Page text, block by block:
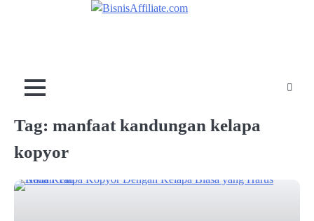
Tag: manfaat kandungan kelapa
kopyor